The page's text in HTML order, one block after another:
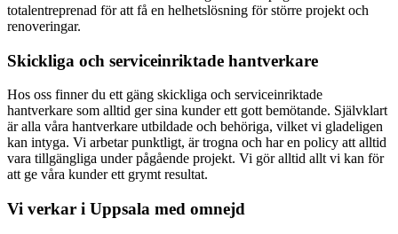
totalentreprenad för att få en helhetslösning för större projekt och
renoveringar.
Skickliga och serviceinriktade hantverkare
Hos oss finner du ett gäng skickliga och serviceinriktade
hantverkare som alltid ger sina kunder ett gott bemötande. Självklart
är alla våra hantverkare utbildade och behöriga, vilket vi gladeligen
kan intyga. Vi arbetar punktligt, är trogna och har en policy att alltid
vara tillgängliga under pågående projekt. Vi gör alltid allt vi kan för
att ge våra kunder ett grymt resultat.
Vi verkar i Uppsala med omnejd